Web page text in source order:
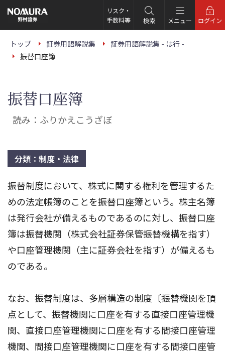
の
ー
リスク・
手数料等
検索 メニュー ログイン
トップ 証券用語解説集
証券用語解説集 - は行 -
振替口座簿
振替口座簿
読み：ふりかえこうざぼ
分類：制度・法律
振替制度において、株式に関する権利を管理するた
めの法定帳簿のことを振替口座簿という。株主名簿
は発行会社が備えるものであるのに対し、振替口座
簿は振替機関（株式会社証券保管振替機構を指す）
や口座管理機関（主に証券会社を指す）が備えるも
のである。
なお、振替制度は、多層構造の制度〔振替機関を頂
点として、振替機関に口座を有する直接口座管理機
関、直接口座管理機関に口座を有する間接口座管理
機関、間接口座管理機関に口座を有する間接口座管